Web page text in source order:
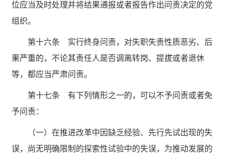
位应当及时处理并将结果通报或者报告作出问责决定的党
组织。
第十六条 实行终身问责，对失职失责性质恶劣、后
果严重的，不论其责任人是否调离转岗、提拔或者退休
等，都应当严肃问责。
第十七条 有下列情形之一的，可以不予问责或者免
予问责：
（一）在推进改革中因缺乏经验、先行先试出现的失
误，尚无明确限制的探索性试验中的失误，为推动发展的